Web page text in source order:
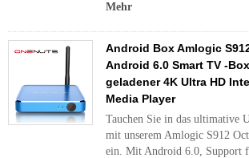
Mehr
Android Box Amlogic
Android 6.0 Smart TV -
geladener 4K Ultra HD
Media Player
Tauchen Sie in das ultimative
mit unserem Amlogic S912
ein. Mit Android 6.0, Support